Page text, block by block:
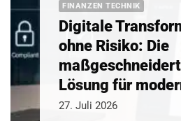
FINANZEN TECHNIK
Digitale
ohne Risiko: Die
Lösung für
27. Juli 2026